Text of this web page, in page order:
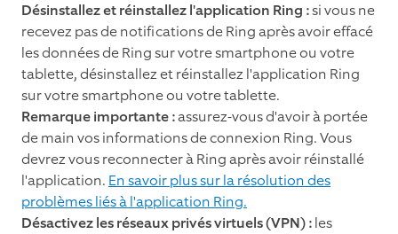
Désinstallez et réinstallez l'application Ring :si vous ne
recevez pas de notifications de Ring après avoir effacé
les données de Ring sur votre smartphone ou votre
tablette, désinstallez et réinstallez l'application Ring
sur votre smartphone ou votre tablette.
Remarque importante :assurez-vous d'avoir à portée
de main vos informations de connexion Ring. Vous
devrez vous reconnecter à Ring après avoir réinstallé
l'application. En savoir plus sur la résolution des
problèmes liés à l'application Ring.
Désactivez les réseaux privés virtuels (VPN) :les